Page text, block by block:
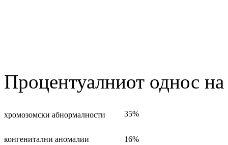
Процентуалниот однос
хромозомски абнормалности 35%
конгенитални аномалии 16%